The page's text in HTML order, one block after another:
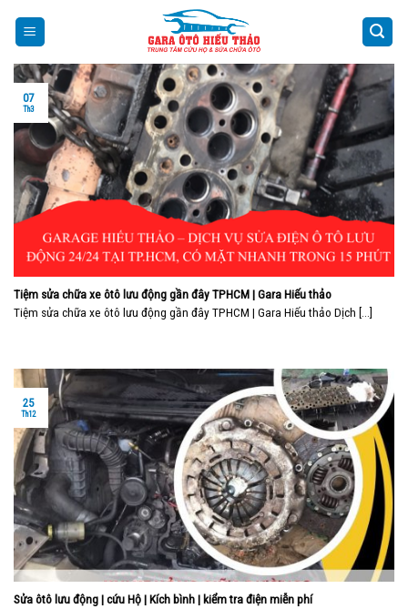
Tiệm sửa chữa xe ôtô lưu động gần đây TPHCM | Gara Hiếu thảo
Tiệm sửa chữa xe ôtô lưu động gần đây TPHCM | Gara Hiếu thảo Dịch [...]
07
Th3
Sửa ôtô lưu động | cứu Hộ | Kích bình | kiểm tra điện miễn phí
25
Th12